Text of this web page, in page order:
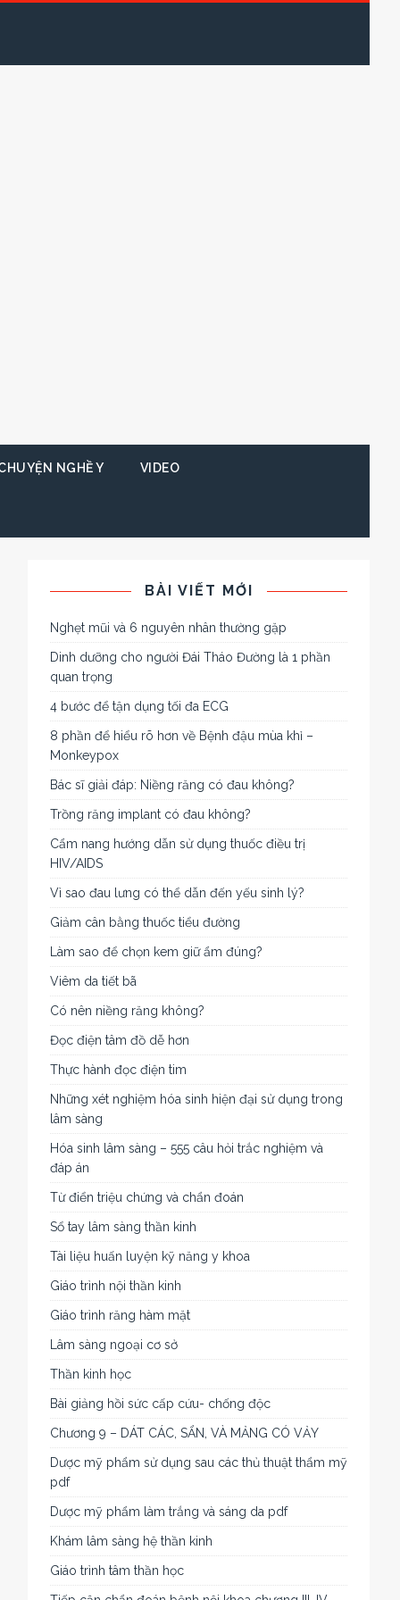
NGHỀ Y VIDEO
BÀI VIẾT MỚI
Nghẹt mũi và 6 nguyên nhân thường gặp
Dinh dưỡng cho người Đái Tháo Đường là 1 phần
quan trọng
4 bước để tận dụng tối đa ECG
8 phần để hiểu rõ hơn về Bệnh đậu mùa khỉ –
Monkeypox
Bác sĩ giải đáp: Niềng răng có đau không?
Trồng răng implant có đau không?
Cẩm nang hướng dẫn sử dụng thuốc điều trị
HIV/AIDS
Vì sao đau lưng có thể dẫn đến yếu sinh lý?
Giảm cân bằng thuốc tiểu đường
Làm sao để chọn kem giữ ẩm đúng?
Viêm da tiết bã
Có nên niềng răng không?
Đọc điện tâm đồ dễ hơn
Thực hành đọc điện tim
Những xét nghiệm hóa sinh hiện đại sử dụng trong
lâm sàng
Hóa sinh lâm sàng – 555 câu hỏi trắc nghiệm và
đáp án
Từ điển triệu chứng và chẩn đoán
Sổ tay lâm sàng thần kinh
Tài liệu huấn luyện kỹ năng y khoa
Giáo trình nội thần kinh
Giáo trình răng hàm mặt
Lâm sàng ngoại cơ sở
Thần kinh học
Bài giảng hồi sức cấp cứu- chống độc
Chương 9 – DÁT CÁC, SẨN, VÀ MẢNG CÓ VẢY
Dược mỹ phẩm sử dụng sau các thủ thuật thẩm mỹ
pdf
Dược mỹ phẩm làm trắng và sáng da pdf
Khám lâm sàng hệ thần kinh
Giáo trình tâm thần học